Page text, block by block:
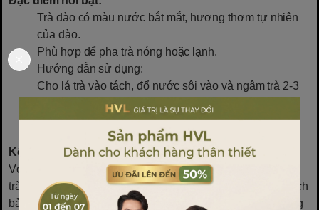
Trà đào có màu nước bắt mắt, hương thơm tự nhiên
của đào.
Phù hợp để pha trà nóng hoặc lạnh.
Hướng dẫn sử dụng:
Cho lá trà vào tách, đổ nước sôi vào và ngâm trà 2-3
Có thể thêm đường, đá, sữa tuỳ theo ý muốn.
Kết luận
Với những loại trà đào túi lọc trên, bạn có thể thưởng thức
trà đào thơm ngon, mát lạnh hay ngọt ngào, tuỳ vào sở thích
bản thân. Những sản phẩm này không chỉ mang tới hương